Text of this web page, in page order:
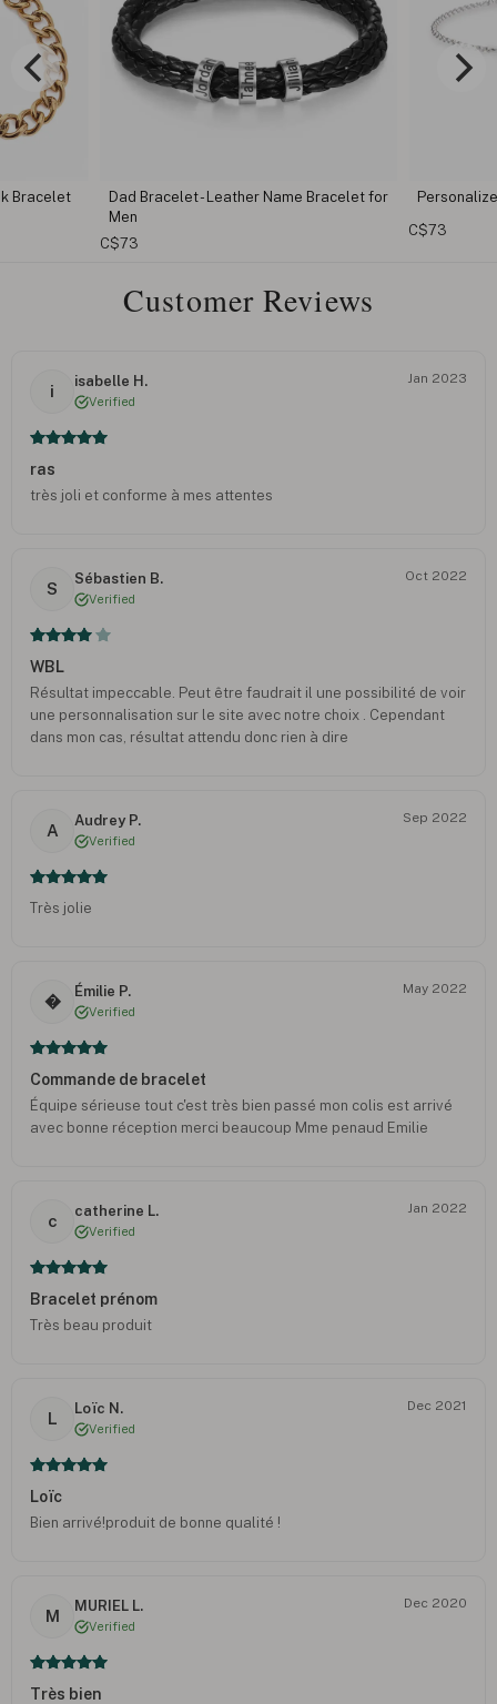
C$73
Bracelet
Dad Bracelet - Leather Name Bracelet for
Men
C$73
Customer Reviews
i
isabelle H.
Verified
Jan 2023
ras
très joli et conforme à mes attentes
S
Sébastien B.
Verified
Oct 2022
WBL
Résultat impeccable. Peut être faudrait il une possibilité de voir
une personnalisation sur le site avec notre choix . Cependant
dans mon cas, résultat attendu donc rien à dire
A
Audrey P.
Verified
Sep 2022
Très jolie
�
Émilie P.
Verified
May 2022
Commande de bracelet
Équipe sérieuse tout c'est très bien passé mon colis est arrivé
avec bonne réception merci beaucoup Mme penaud Emilie
c
catherine L.
Verified
Jan 2022
Bracelet prénom
Très beau produit
L
Loïc N.
Verified
Dec 2021
Loïc
Bien arrivé!produit de bonne qualité !
M
MURIEL L.
Verified
Dec 2020
Très bien